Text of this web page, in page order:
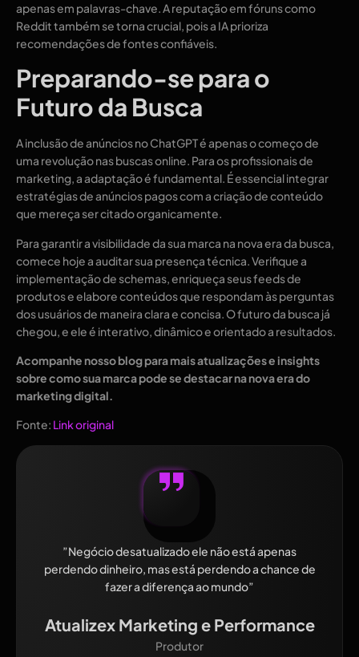
apenas em palavras-chave. A reputação em fóruns como
Reddit também se torna crucial, pois a IA prioriza
recomendações de fontes confiáveis.
Preparando-se para o
Futuro da Busca
A inclusão de anúncios no ChatGPT é apenas o começo de
uma revolução nas buscas online. Para os profissionais de
marketing, a adaptação é fundamental. É essencial integrar
estratégias de anúncios pagos com a criação de conteúdo
que mereça ser citado organicamente.
Para garantir a visibilidade da sua marca na nova era da busca,
comece hoje a auditar sua presença técnica. Verifique a
implementação de schemas, enriqueça seus feeds de
produtos e elabore conteúdos que respondam às perguntas
dos usuários de maneira clara e concisa. O futuro da busca já
chegou, e ele é interativo, dinâmico e orientado a resultados.
Acompanhe nosso blog para mais atualizações e insights
sobre como sua marca pode se destacar na nova era do
marketing digital.
Fonte: Link original
”Negócio desatualizado ele não está apenas
perdendo dinheiro, mas está perdendo a chance de
fazer a diferença ao mundo”
Atualizex Marketing e Performance
Produtor